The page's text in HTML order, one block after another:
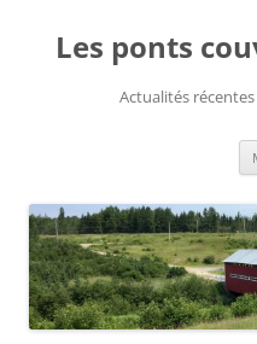
contenu
Les ponts
Actualités